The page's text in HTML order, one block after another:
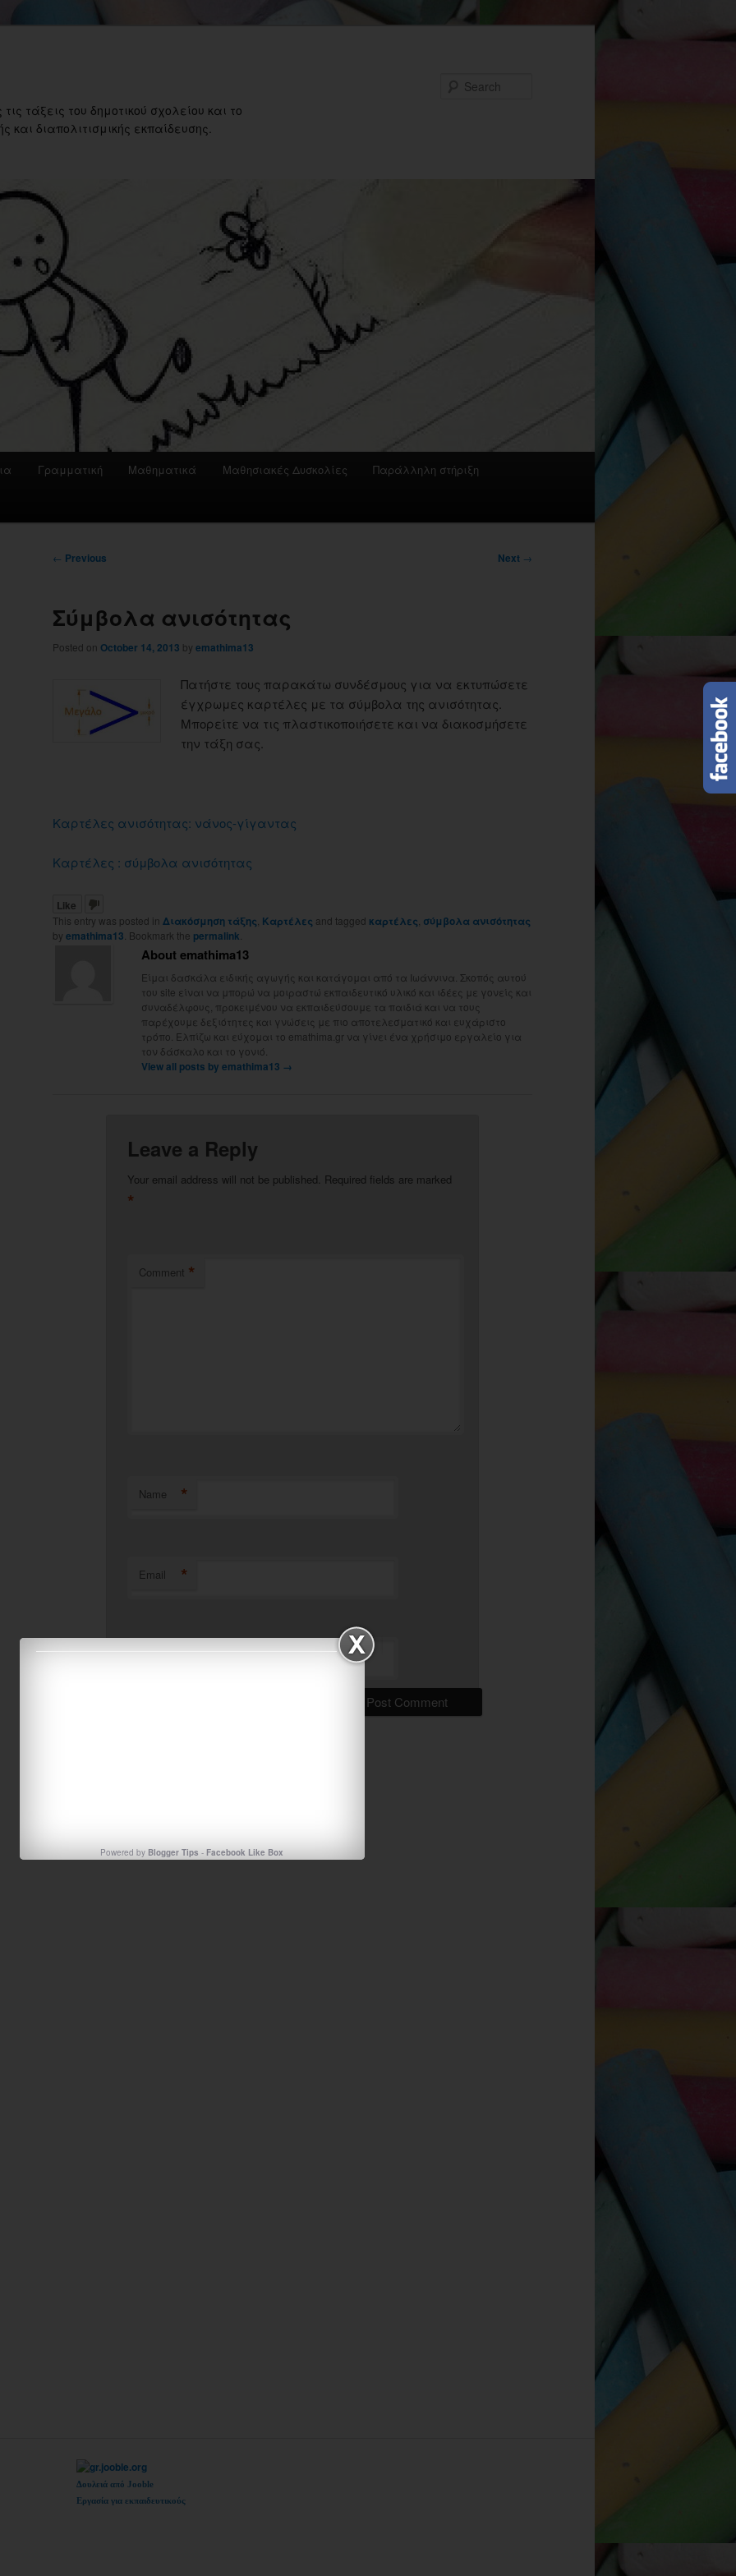
τάξεις του δημοτικού σχολείου και το
διαπολιτισμικής εκπαίδευσης.
Γραμματική Μαθηματικά Μαθησιακές Δυσκολίες Παράλληλη στήριξη
Post
← Previous Next →
Σύμβολα ανισότητας
Posted on October 14, 2013 by emathima13
Πατήστε τους παρακάτω συνδέσμους για να εκτυπώσετε
έγχρωμες καρτέλες με τα σύμβολα της ανισότητας.
Μπορείτε να τις πλαστικοποιήσετε και να διακοσμήσετε
την τάξη σας.
Καρτέλες ανισότητας: νάνος-γίγαντας
Καρτέλες : σύμβολα ανισότητας
Like
This entry was posted in Διακόσμηση τάξης, Καρτέλες and tagged καρτέλες, σύμβολα ανισότητας
by emathima13. Bookmark the permalink.
About emathima13
Είμαι δασκάλα ειδικής αγωγής και κατάγομαι από τα Ιωάννινα. Σκοπός αυτού
του site είναι να μπορώ να μοιραστώ εκπαιδευτικό υλικό και ιδέες με γονείς και
συναδέλφους, προκειμένου να εκπαιδεύσουμε τα παιδιά και να τους
παρέχουμε δεξιότητες και γνώσεις με πιο αποτελεσματικό και ευχάριστο
τρόπο. Ελπίζω και εύχομαι το emathima.gr να γίνει ένα χρήσιμο εργαλείο για
τον δάσκαλο και το γονιό.
View all posts by emathima13 →
Leave a Reply
Your email address will not be published. Required fields are marked
*
Comment *
Name *
Email *
Powered byBlogger Tips -Facebook Like Box
Δουλειά από Jooble
Εργασία για εκπαιδευτικούς